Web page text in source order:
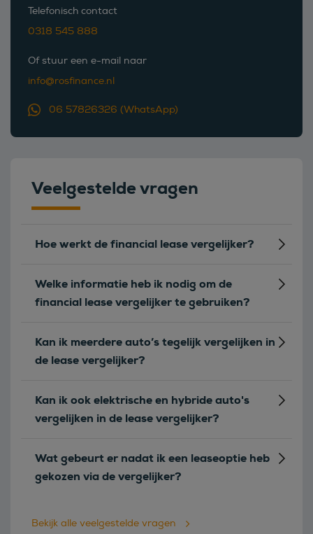
Telefonisch contact
0318 545 888
Of stuur een e-mail naar
info@rosfinance.nl
06 57826326 (WhatsApp)
Veelgestelde vragen
Hoe werkt de financial lease vergelijker?
Welke informatie heb ik nodig om de
financial lease vergelijker te gebruiken?
Kan ik meerdere auto’s tegelijk vergelijken in
de lease vergelijker?
Kan ik ook elektrische en hybride auto's
vergelijken in de lease vergelijker?
Wat gebeurt er nadat ik een leaseoptie heb
gekozen via de vergelijker?
Bekijk alle veelgestelde vragen